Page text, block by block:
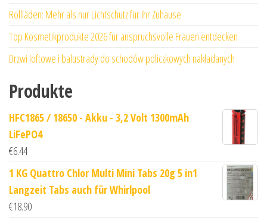
Rollläden: Mehr als nur Lichtschutz für Ihr Zuhause
Top Kosmetikprodukte 2026 für anspruchsvolle Frauen entdecken
Drzwi loftowe i balustrady do schodów policzkowych nakładanych
Produkte
HFC1865 / 18650 - Akku - 3,2 Volt 1300mAh
LiFePO4
€6.44
1 KG Quattro Chlor Multi Mini Tabs 20g 5 in1
Langzeit Tabs auch für Whirlpool
€18.90